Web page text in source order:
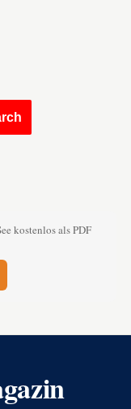
kostenlos als PDF